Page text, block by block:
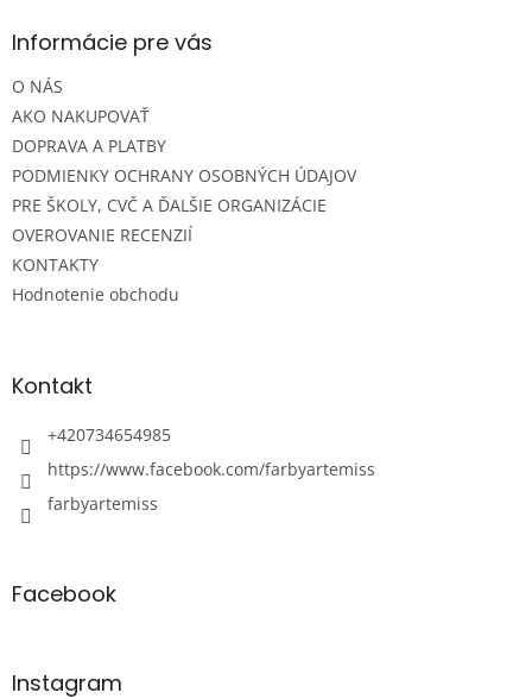
ä
e
Informácie pre vás
O NÁS
AKO NAKUPOVAŤ
DOPRAVA A PLATBY
PODMIENKY OCHRANY OSOBNÝCH ÚDAJOV
PRE ŠKOLY, CVČ A ĎALŠIE ORGANIZÁCIE
OVEROVANIE RECENZIÍ
KONTAKTY
Hodnotenie obchodu
Kontakt
+420734654985
https://www.facebook.com/farbyartemiss
farbyartemiss
Facebook
Instagram